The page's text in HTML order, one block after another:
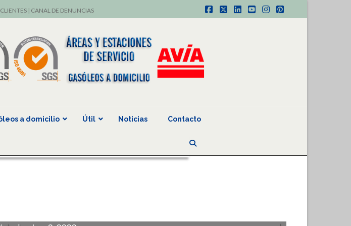
| CANAL DE DENUNCIAS
Facebook
X LinkedIn
YouTube
Instagram
Pinterest
a domicilio Útil Noticias Contacto